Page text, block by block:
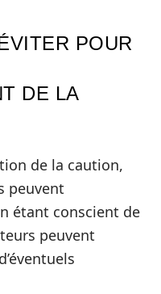
POUR
DE LA
de la caution,
peuvent
étant conscient de
peuvent